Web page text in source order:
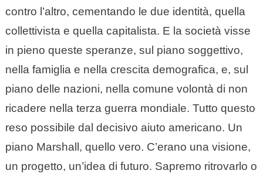
contro l’altro, cementando le due identità, quella
collettivista e quella capitalista. E la società visse
in pieno queste speranze, sul piano soggettivo,
nella famiglia e nella crescita demografica, e, sul
piano delle nazioni, nella comune volontà di non
ricadere nella terza guerra mondiale. Tutto questo
reso possibile dal decisivo aiuto americano. Un
piano Marshall, quello vero. C’erano una visione,
un progetto, un’idea di futuro. Sapremo ritrovarlo o